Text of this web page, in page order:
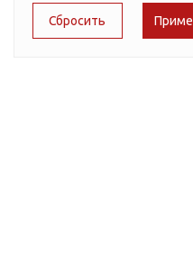
Насосы для перекачки
51